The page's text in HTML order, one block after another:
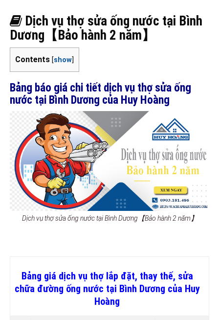
Dịch vụ thợ sửa ống nước tại Bình
Dương【Bảo hành 2 năm】
Contents [show]
Bảng báo giá chi tiết dịch vụ thợ sửa ống
nước tại Bình Dương của Huy Hoàng
Dịch vụ thợ sửa ống nước tại Bình Dương【Bảo hành 2 năm】
Bảng giá dịch vụ thợ lắp đặt, thay thế, sửa
chữa đường ống nước tại Bình Dương của Huy
Hoàng